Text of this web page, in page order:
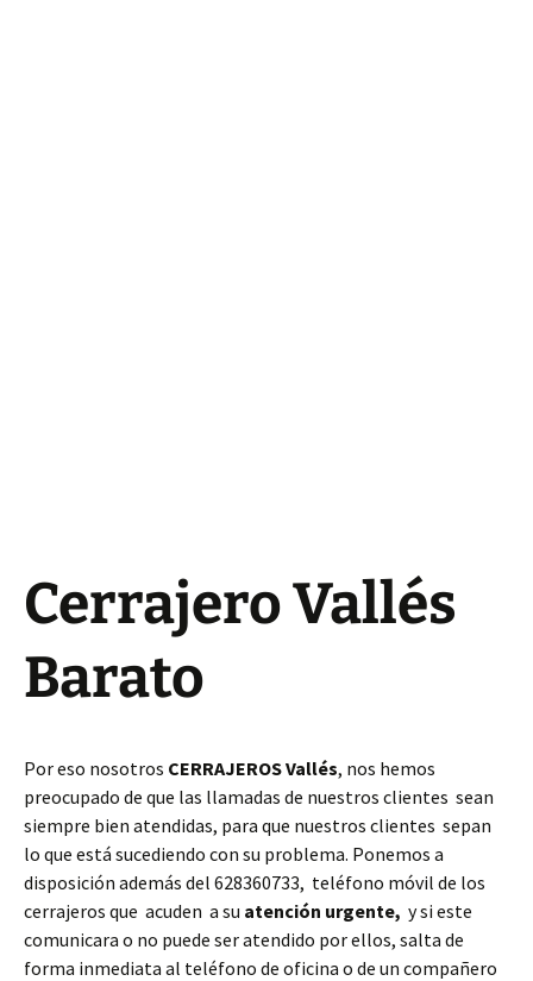
Cerrajero Vallés
Barato
Por eso nosotros CERRAJEROS Vallés, nos hemos
preocupado de que las llamadas de nuestros clientes sean
siempre bien atendidas, para que nuestros clientes sepan
lo que está sucediendo con su problema. Ponemos a
disposición además del 628360733, teléfono móvil de los
cerrajeros que acuden a su atención urgente, y si este
comunicara o no puede ser atendido por ellos, salta de
forma inmediata al teléfono de oficina o de un compañero